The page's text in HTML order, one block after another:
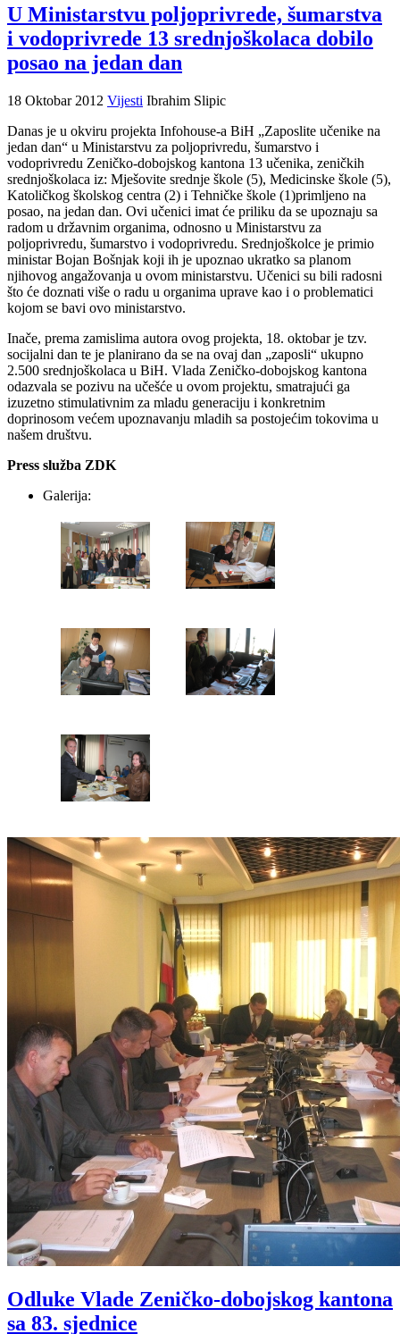
U Ministarstvu poljoprivrede, šumarstva
i vodoprivrede 13 srednjoškolaca dobilo
posao na jedan dan
18 Oktobar 2012 Vijesti Ibrahim Slipic
Danas je u okviru projekta Infohouse-a BiH „Zaposlite učenike na
jedan dan“ u Ministarstvu za poljoprivredu, šumarstvo i
vodoprivredu Zeničko-dobojskog kantona 13 učenika, zeničkih
srednjoškolaca iz: Mješovite srednje škole (5), Medicinske škole (5),
Katoličkog školskog centra (2) i Tehničke škole (1)primljeno na
posao, na jedan dan. Ovi učenici imat će priliku da se upoznaju sa
radom u državnim organima, odnosno u Ministarstvu za
poljoprivredu, šumarstvo i vodoprivredu. Srednjoškolce je primio
ministar Bojan Bošnjak koji ih je upoznao ukratko sa planom
njihovog angažovanja u ovom ministarstvu. Učenici su bili radosni
što će doznati više o radu u organima uprave kao i o problematici
kojom se bavi ovo ministarstvo.
Inače, prema zamislima autora ovog projekta, 18. oktobar je tzv.
socijalni dan te je planirano da se na ovaj dan „zaposli“ ukupno
2.500 srednjoškolaca u BiH. Vlada Zeničko-dobojskog kantona
odazvala se pozivu na učešće u ovom projektu, smatrajući ga
izuzetno stimulativnim za mladu generaciju i konkretnim
doprinosom većem upoznavanju mladih sa postojećim tokovima u
našem društvu.
Press služba ZDK
Galerija:
Odluke Vlade Zeničko-dobojskog kantona
sa 83. sjednice